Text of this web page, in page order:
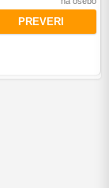
PREVERI